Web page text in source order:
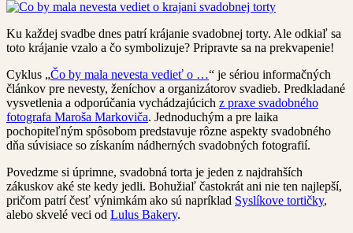
Ku každej svadbe dnes patrí krájanie svadobnej torty. Ale odkiaľ sa
toto krájanie vzalo a čo symbolizuje? Pripravte sa na prekvapenie!
Cyklus „Čo by mala nevesta vedieť o …“ je sériou informačných
článkov pre nevesty, ženíchov a organizátorov svadieb. Predkladané
vysvetlenia a odporúčania vychádzajúcich z praxe svadobného
fotografa Maroša Markoviča. Jednoduchým a pre laika
pochopiteľným spôsobom predstavuje rôzne aspekty svadobného
dňa súvisiace so získaním nádherných svadobných fotografií.
Povedzme si úprimne, svadobná torta je jeden z najdrahších
zákuskov aké ste kedy jedli. Bohužiaľ častokrát ani nie ten najlepší,
pričom patrí česť výnimkám ako sú napríklad Syslíkove tortičky,
alebo skvelé veci od Lulus Bakery.